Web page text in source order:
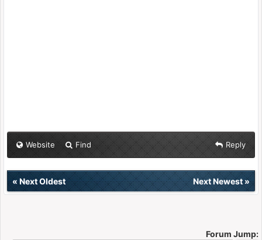
Website Find Reply
« Next Oldest Next Newest»
Forum Jump: